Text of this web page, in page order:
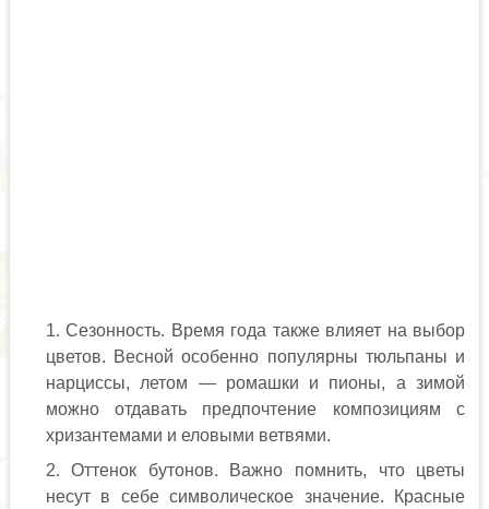
Сезонность. Время года также влияет на выбор
цветов. Весной особенно популярны тюльпаны и
нарциссы, летом — ромашки и пионы, а зимой
можно отдавать предпочтение композициям с
хризантемами и еловыми ветвями.
Оттенок бутонов. Важно помнить, что цветы
несут в себе символическое значение. Красные